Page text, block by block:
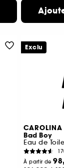
CAROLINA
Bad Boy
Eau de
À partir de
Exclu